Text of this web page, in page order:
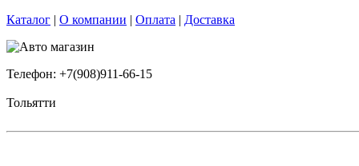
Каталог | О компании | Оплата | Доставка
Телефон: +7(908)911-66-15
Тольятти